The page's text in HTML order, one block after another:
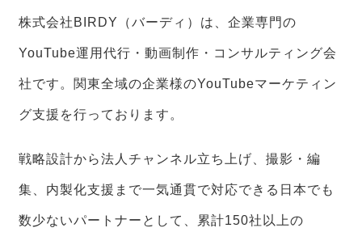
株式会社BIRDY（バーディ）は、企業専門の
YouTube運用代行・動画制作・コンサルティング会
社です。関東全域の企業様のYouTubeマーケティン
グ支援を行っております。
戦略設計から法人チャンネル立ち上げ、撮影・編
集、内製化支援まで一気通貫で対応できる日本でも
数少ないパートナーとして、累計150社以上の